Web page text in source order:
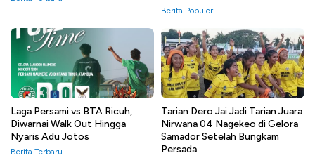
Berita Populer
Laga Persami vs BTA Ricuh,
Diwarnai Walk Out Hingga
Nyaris Adu Jotos
Berita Terbaru
Tarian Dero Jai Jadi Tarian Juara
Nirwana 04 Nagekeo di Gelora
Samador Setelah Bungkam
Persada